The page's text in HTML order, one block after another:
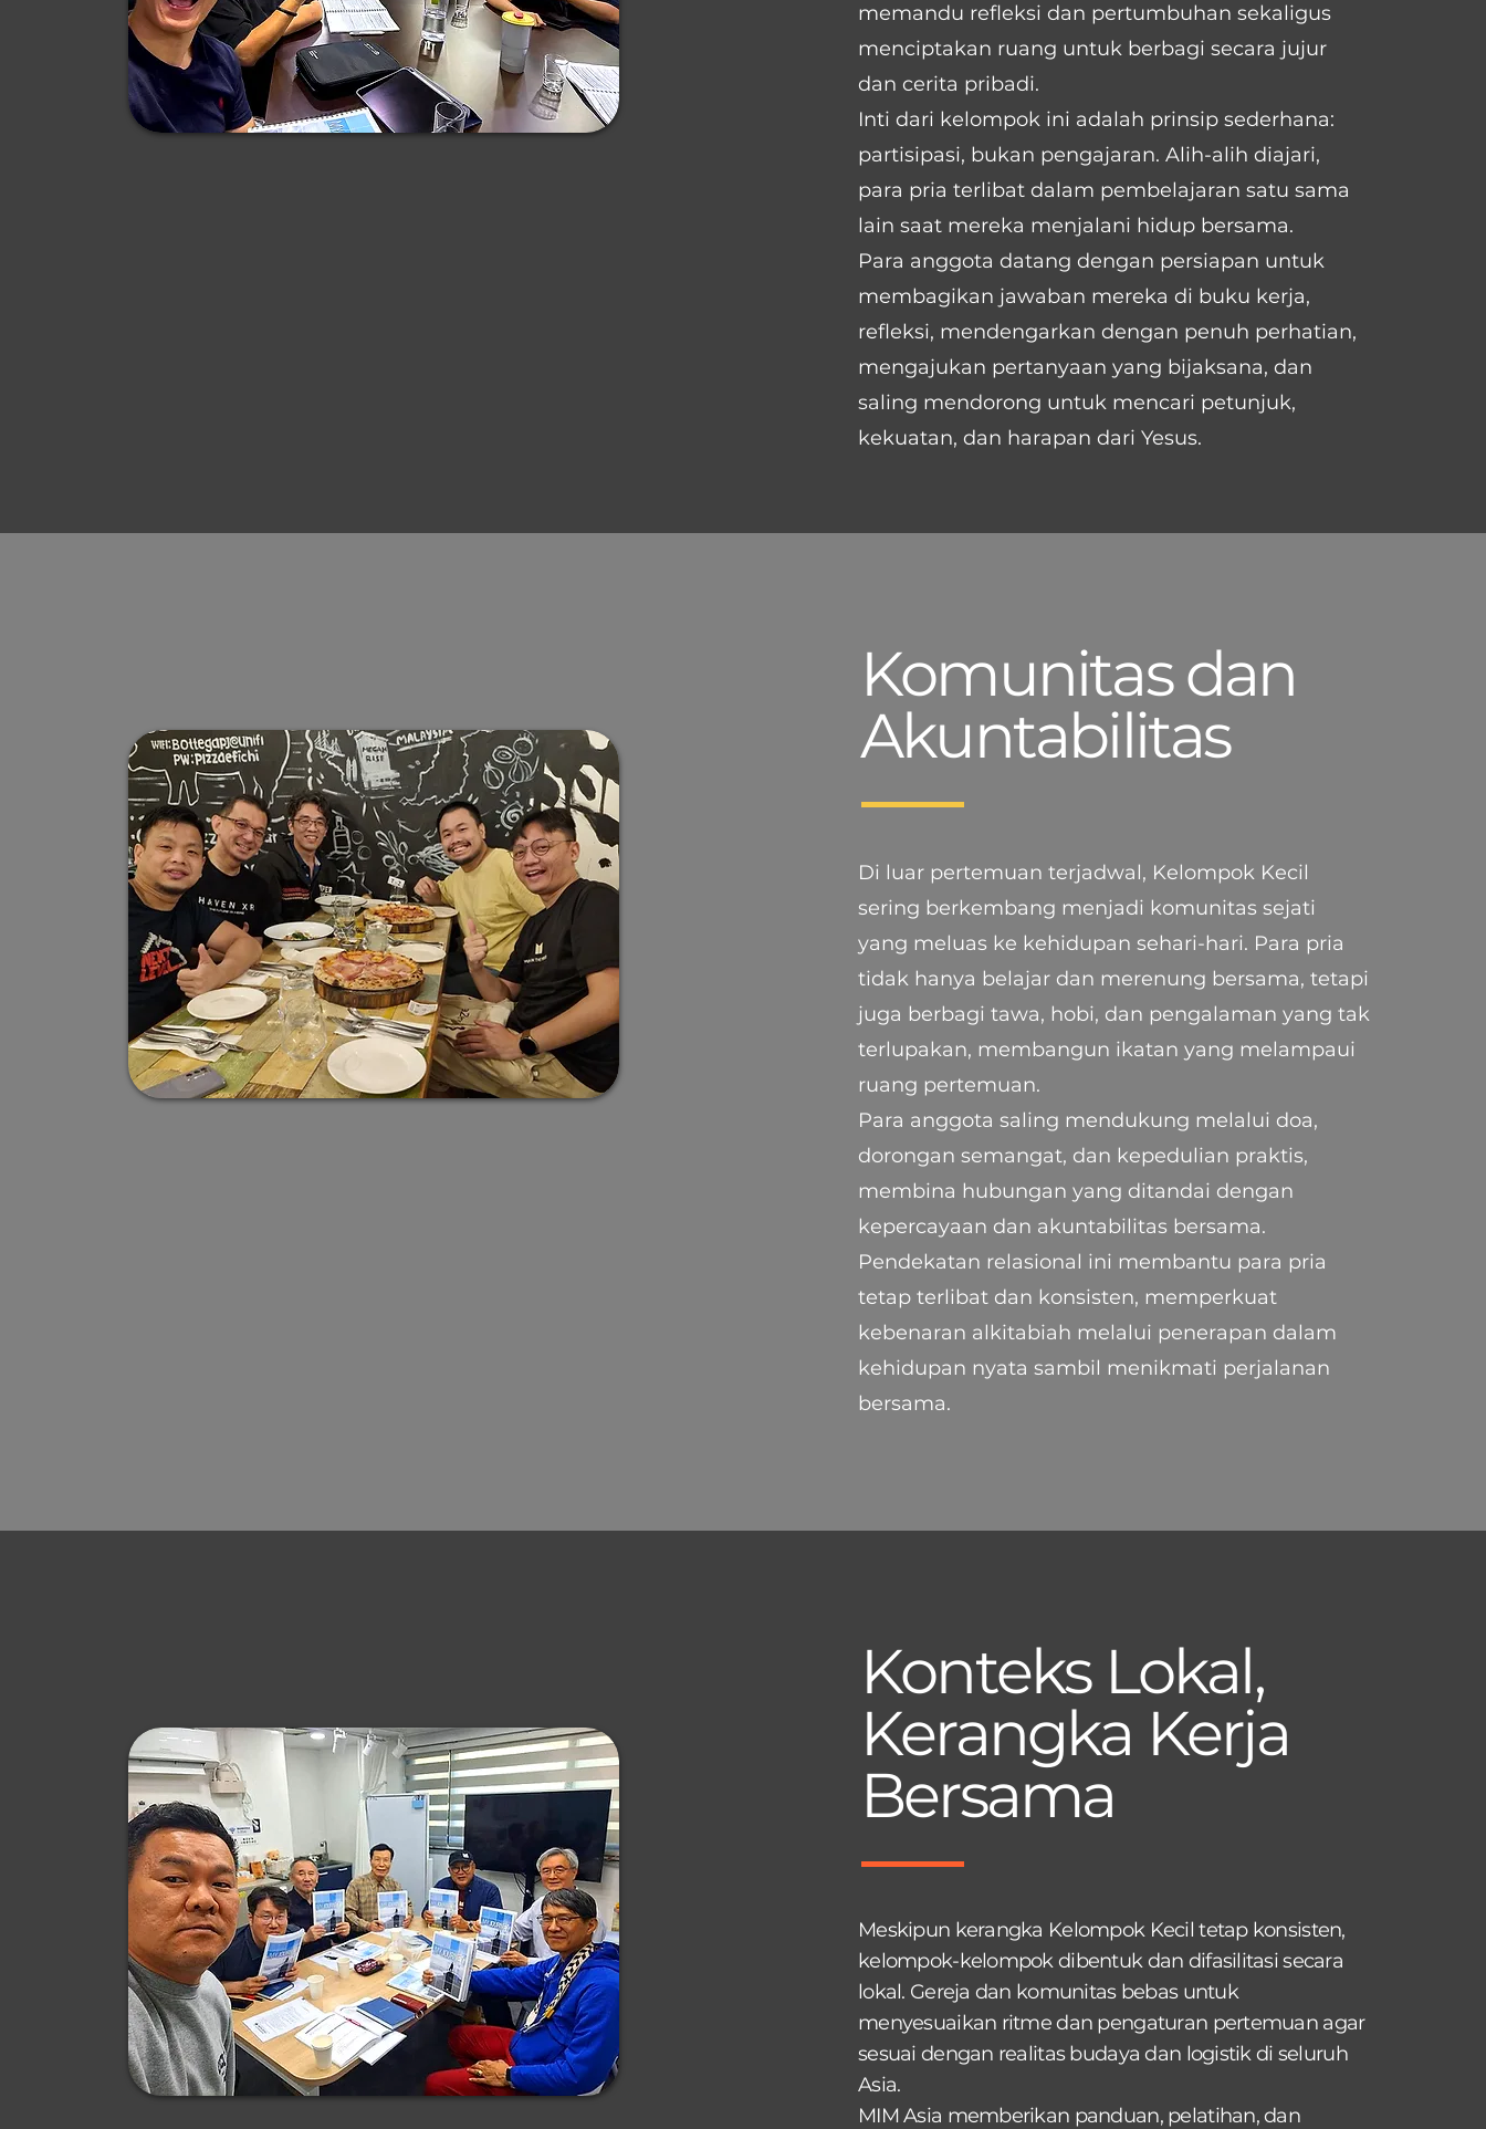
memandu refleksi dan pertumbuhan sekaligus
menciptakan ruang untuk berbagi secara jujur
dan cerita pribadi.
Inti dari kelompok ini adalah prinsip sederhana:
partisipasi, bukan pengajaran. Alih-alih diajari,
para pria terlibat dalam pembelajaran satu sama
lain saat mereka menjalani hidup bersama.
Para anggota datang dengan persiapan untuk
membagikan jawaban mereka di buku kerja,
refleksi, mendengarkan dengan penuh perhatian,
mengajukan pertanyaan yang bijaksana, dan
saling mendorong untuk mencari petunjuk,
kekuatan, dan harapan dari Yesus.
Komunitas dan
Akuntabilitas
Di luar pertemuan terjadwal, Kelompok Kecil
sering berkembang menjadi komunitas sejati
yang meluas ke kehidupan sehari-hari. Para pria
tidak hanya belajar dan merenung bersama, tetapi
juga berbagi tawa, hobi, dan pengalaman yang tak
terlupakan, membangun ikatan yang melampaui
ruang pertemuan.
Para anggota saling mendukung melalui doa,
dorongan semangat, dan kepedulian praktis,
membina hubungan yang ditandai dengan
kepercayaan dan akuntabilitas bersama.
Pendekatan relasional ini membantu para pria
tetap terlibat dan konsisten, memperkuat
kebenaran alkitabiah melalui penerapan dalam
kehidupan nyata sambil menikmati perjalanan
bersama.
Konteks Lokal,
Kerangka Kerja
Bersama
Meskipun kerangka Kelompok Kecil tetap konsisten,
kelompok-kelompok dibentuk dan difasilitasi secara
lokal. Gereja dan komunitas bebas untuk
menyesuaikan ritme dan pengaturan pertemuan agar
sesuai dengan realitas budaya dan logistik di seluruh
Asia.
MIM Asia memberikan panduan, pelatihan, dan